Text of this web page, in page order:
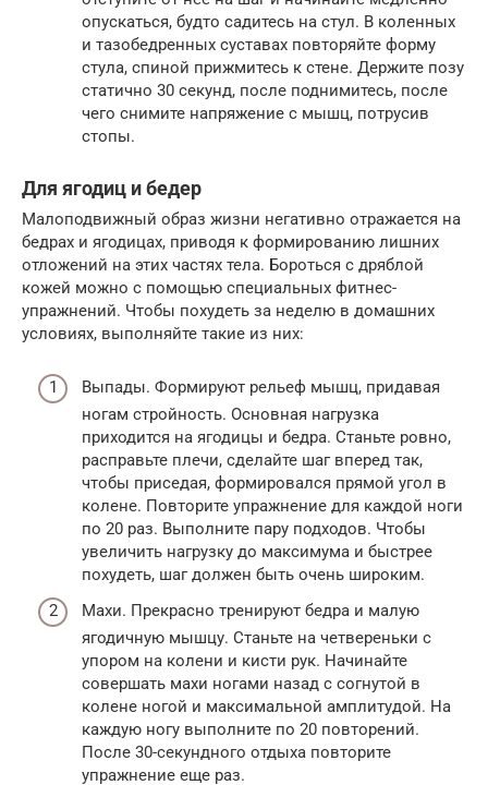
опускаться, будто садитесь на стул. В коленных
и тазобедренных суставах повторяйте форму
стула, спиной прижмитесь к стене. Держите позу
статично 30 секунд, после поднимитесь, после
чего снимите напряжение с мышц, потрусив
стопы.
Для ягодиц и бедер
Малоподвижный образ жизни негативно отражается на
бедрах и ягодицах, приводя к формированию лишних
отложений на этих частях тела. Бороться с дряблой
кожей можно с помощью специальных фитнес-
упражнений. Чтобы похудеть за неделю в домашних
условиях, выполняйте такие из них:
Выпады. Формируют рельеф мышц, придавая
ногам стройность. Основная нагрузка
приходится на ягодицы и бедра. Станьте ровно,
расправьте плечи, сделайте шаг вперед так,
чтобы приседая, формировался прямой угол в
колене. Повторите упражнение для каждой ноги
по 20 раз. Выполните пару подходов. Чтобы
увеличить нагрузку до максимума и быстрее
похудеть, шаг должен быть очень широким.
Махи. Прекрасно тренируют бедра и малую
ягодичную мышцу. Станьте на четвереньки с
упором на колени и кисти рук. Начинайте
совершать махи ногами назад с согнутой в
колене ногой и максимальной амплитудой. На
каждую ногу выполните по 20 повторений.
После 30-секундного отдыха повторите
упражнение еще раз.